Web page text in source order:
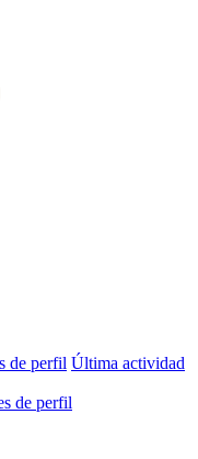
de perfil Última actividad
de perfil